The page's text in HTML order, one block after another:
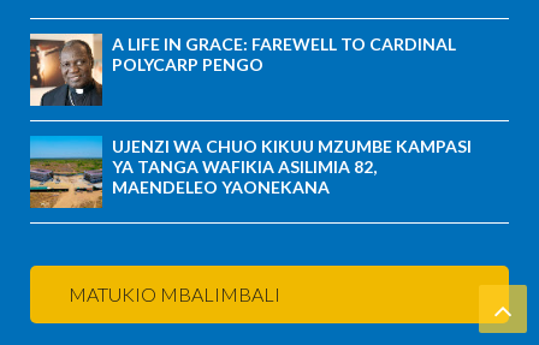
A LIFE IN GRACE: FAREWELL TO CARDINAL
POLYCARP PENGO
UJENZI WA CHUO KIKUU MZUMBE KAMPASI
YA TANGA WAFIKIA ASILIMIA 82,
MAENDELEO YAONEKANA
MATUKIO MBALIMBALI